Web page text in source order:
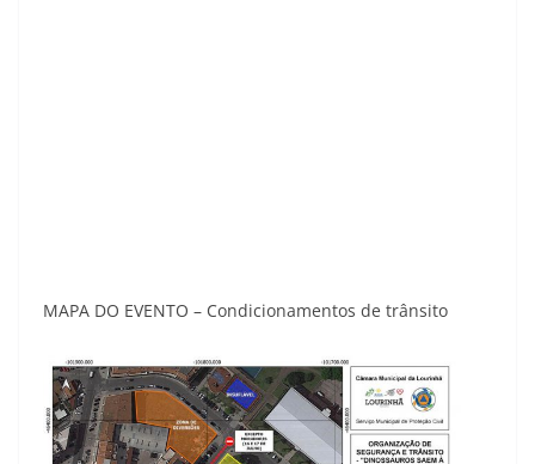
MAPA DO EVENTO – Condicionamentos de trânsito